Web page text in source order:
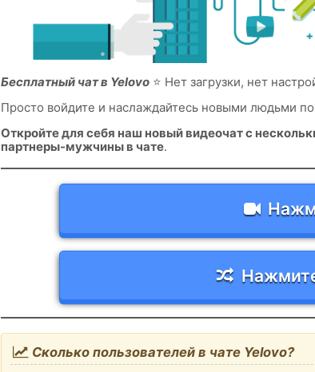
Бесплатный чат в Yelovo⭐ Нет загрузки, нет
Просто войдите и наслаждайтесь новыми людьми
Откройте для себя наш новый видеочат с
партнеры-мужчины в чате.
Сколько пользователей в чате Yelovo?